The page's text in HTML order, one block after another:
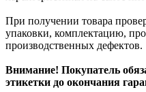
При получении товара
упаковки, комплектацию,
производственных дефектов.
Внимание! Покупатель
этикетки до окончания